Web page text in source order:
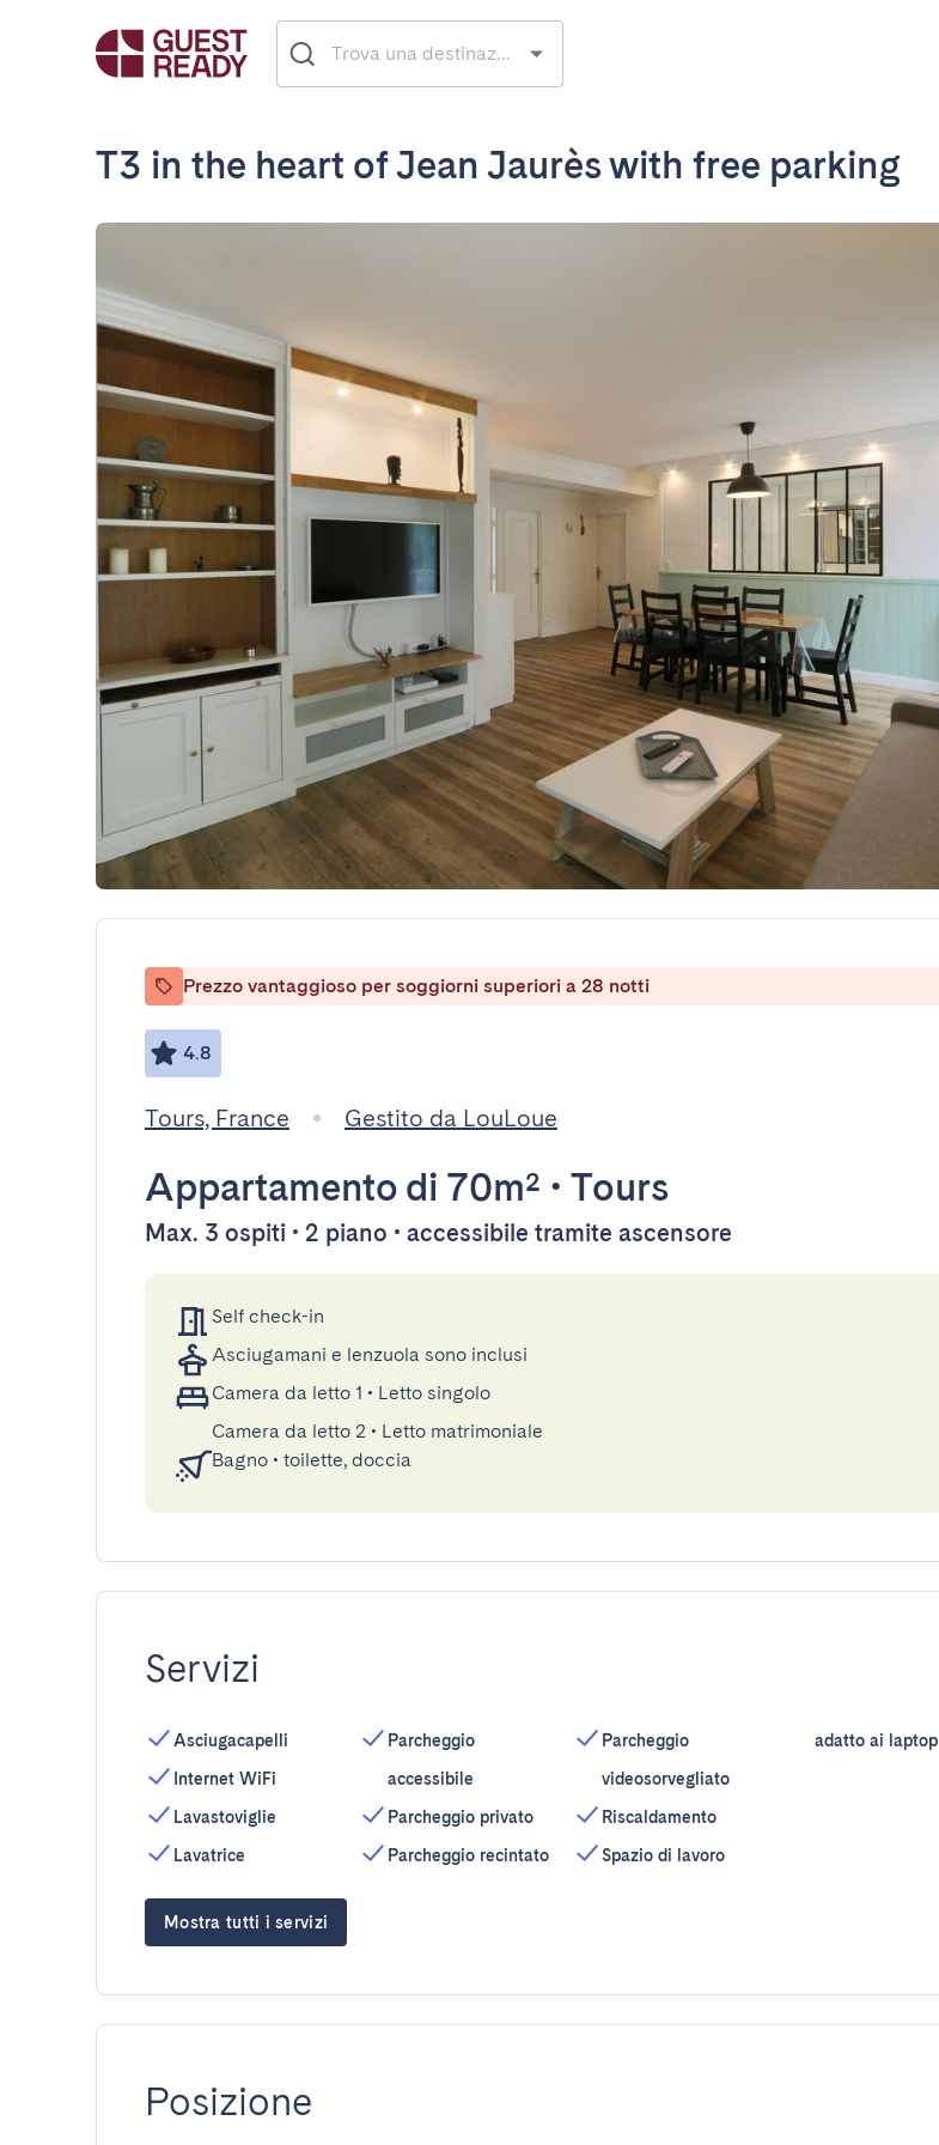
T3 in the heart of Jean Jaurès with free parking
Prezzo vantaggioso per soggiorni superiori a 28 notti
4.8
Tours, France Gestito da LouLoue
Appartamento di 70m² • Tours
Max. 3 ospiti • 2 piano • accessibile tramite ascensore
Self check-in
Asciugamani e lenzuola sono inclusi
Camera da letto 1 • Letto singolo
Camera da letto 2 • Letto matrimoniale
Bagno • toilette, doccia
Servizi
Asciugacapelli
Internet WiFi
Lavastoviglie
Lavatrice
Parcheggio
accessibile
Parcheggio privato
Parcheggio recintato
Parcheggio
videosorvegliato
Riscaldamento
Spazio di lavoro
adatto ai laptop
Mostra tutti i servizi
Posizione